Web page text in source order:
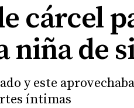
cárcel
niña de
y este
íntimas